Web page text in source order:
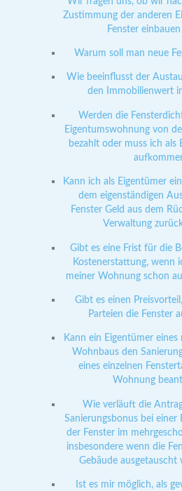
Zustimmung der anderen
Fenster
Warum soll man neue
Wie beeinflusst der
den Immobilienwert
Werden die
Eigentumswohnung von
bezahlt oder muss ich als
Kann ich als Eigentümer
dem eigenständigen
Fenster Geld aus dem
Verwaltung
Gibt es eine Frist für die
Kostenerstattung, wenn
meiner Wohnung schon
Gibt es einen
Parteien die Fenster
Kann ein Eigentümer eines
Wohnbaus den
eines einzelnen
Wohnung
Wie verläuft die
Sanierungsbonus bei einer
der Fenster im
insbesondere wenn die
Gebäude ausgetauscht
Ist es mir möglich, als